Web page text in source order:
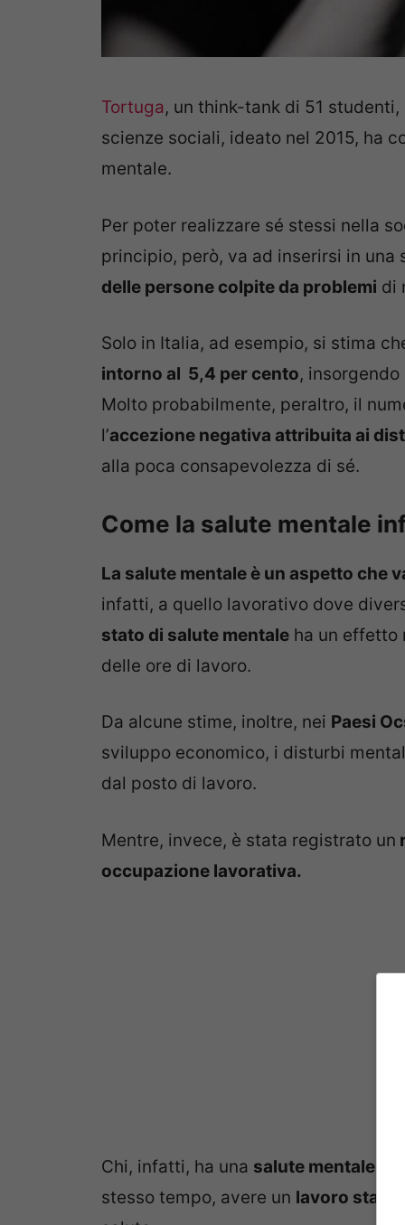
Tortuga, un think-tank di 51
scienze sociali, ideato nel 2015, ha
mentale.
Per poter realizzare sé stessi nella
principio, però, va ad inserirsi in una
delle persone colpite da problemi di
Solo in Italia, ad esempio, si stima
intorno al 5,4 per cento,
Molto probabilmente, peraltro, il
l’accezione negativa attribuita ai
alla poca consapevolezza di sé.
Come la salute mentale
La salute mentale è un aspetto che
infatti, a quello lavorativo dove
stato di salute mentale ha un effetto
delle ore di lavoro.
Da alcune stime, inoltre, nei Paesi
sviluppo economico, i disturbi
dal posto di lavoro.
Mentre, invece, è stata registrato un
occupazione lavorativa.
Chi, infatti, ha una salute mentale
stesso tempo, avere un lavoro stabile